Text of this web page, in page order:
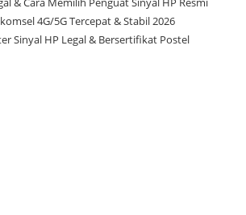
4G/5G Tercepat & Stabil 2026
Sinyal HP Legal & Bersertifikat Postel